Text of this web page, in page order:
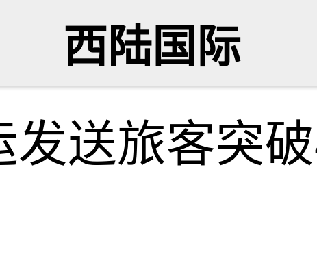
西陆国际
发送旅客突